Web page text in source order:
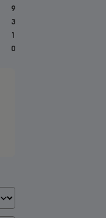
9
3
1
0